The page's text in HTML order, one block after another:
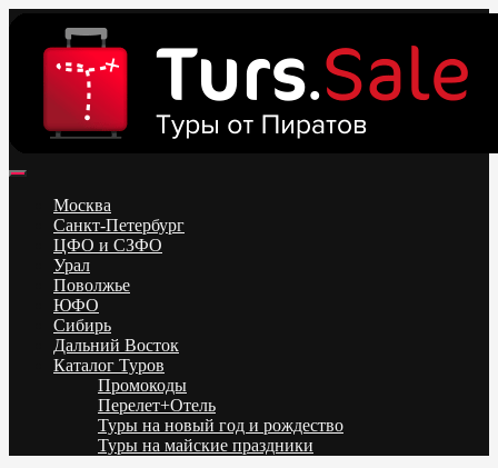
content
Низкие цены на путевки 3-7-10 ночей все включено, отдых на
море. Распродажа экскурсионных и горнолыжных туров.
Обновление каждый день. Официальный сайт Тур Сейл
Москва
Санкт-Петербург
ЦФО и СЗФО
Урал
Поволжье
ЮФО
Сибирь
Дальний Восток
Каталог Туров
Промокоды
Перелет+Отель
Туры на новый год и рождество
Туры на майские праздники